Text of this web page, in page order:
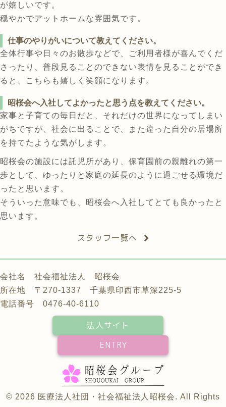
が嬉しいです。
穏やかでアットホームな雰囲気です。
仕事のやりがいについて教えてください。
全体行事や日々のお散歩などで、ご利用者様が喜んでくだ
さったり、普段見ることのできない表情を見ることができ
ると、こちらも嬉しく笑顔になります。
昭桜会へ入社してよかったと思う点を教えてください。
家事と子育ての毎日だと、それだけの世界になってしまい
がちですが、社会に出ることで、また違った自分の居場所
を持てたような気がします。
昭桜会の施設には託児所があり、保育園前の親離れの第一
歩として、ゆったりと家庭の延長のように過ごせる環境だ
ったと思います。
そういった意味でも、昭桜会へ入社してとても良かったと
思います。
スタッフ一覧へ
会社名 社会福祉法人 昭桜会
所在地 〒270-1337 千葉県印西市草深225-5
電話番号 0476-40-6110
法人サイト
ENTRY
© 2026 医療法人社団・社会福祉法人昭桜会. All Rights